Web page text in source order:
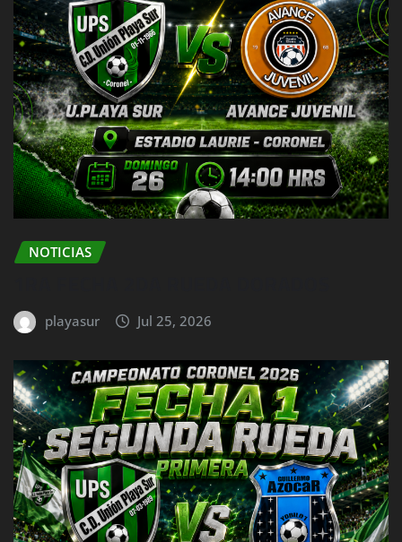
NOTICIAS
playasur Jul 25, 2026